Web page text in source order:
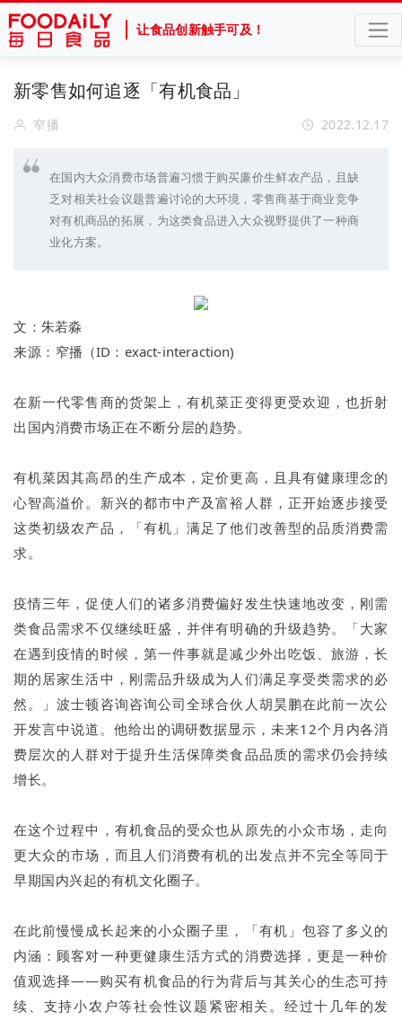
让食品创新触手可及！
新零售如何追逐「有机食品」
窄播 2022.12.17
在国内大众消费市场普遍习惯于购买廉价生鲜农产品，且缺
乏对相关社会议题普遍讨论的大环境，零售商基于商业竞争
对有机商品的拓展，为这类食品进入大众视野提供了一种商
业化方案。
文：朱若淼
来源： 窄播（ID： exact-interaction)
在新一代零售商的货架上，有机菜正变得更受欢迎，也折射
出国内消费市场正在不断分层的趋势。
有机菜因其高昂的生产成本，定价更高，且具有健康理念的
心智高溢价。新兴的都市中产及富裕人群，正开始逐步接受
这类初级农产品，「有机」满足了他们改善型的品质消费需
求。
疫情三年，促使人们的诸多消费偏好发生快速地改变，刚需
类食品需求不仅继续旺盛，并伴有明确的升级趋势。「大家
在遇到疫情的时候，第一件事就是减少外出吃饭、旅游，长
期的居家生活中，刚需品升级成为人们满足享受类需求的必
然。」波士顿咨询咨询公司全球合伙人胡昊鹏在此前一次公
开发言中说道。他给出的调研数据显示，未来12个月内各消
费层次的人群对于提升生活保障类食品品质的需求仍会持续
增长。
在这个过程中，有机食品的受众也从原先的小众市场，走向
更大众的市场，而且人们消费有机的出发点并不完全等同于
早期国内兴起的有机文化圈子。
在此前慢慢成长起来的小众圈子里，「有机」包容了多义的
内涵：顾客对一种更健康生活方式的消费选择，更是一种价
值观选择——购买有机食品的行为背后与其关心的生态可持
续、支持小农户等社会性议题紧密相关。经过十几年的发